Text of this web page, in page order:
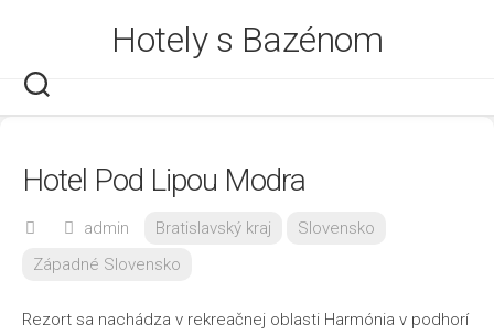
Hotely s Bazénom
Hotel Pod Lipou Modra
admin Bratislavský kraj
Slovensko
Západné Slovensko
Rezort sa nachádza v rekreačnej oblasti Harmónia v podhorí